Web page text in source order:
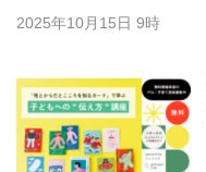
2025年10月15日 9時